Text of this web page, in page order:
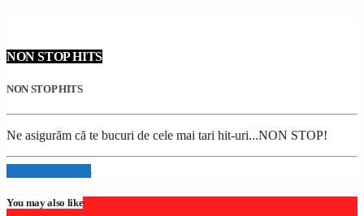
NON STOP HITS
NON STOP HITS
Ne asigurăm că te bucuri de cele mai tari hit-uri...NON STOP!
Info and episodes
You may also like